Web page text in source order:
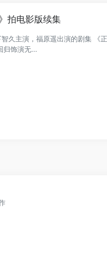
拍电影版续集
久主演，福原遥出演的剧集 《
归饰演无...